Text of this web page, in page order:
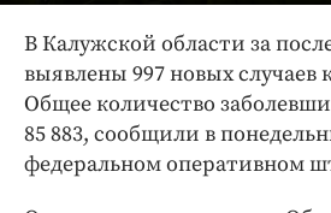
Блоги
Издания
Медиаперсона
Интересное чтиво
Клиника года
В Калужской области за
выявлены 997 новых случаев
Общее количество
85 883, сообщили в
федеральном оперативном